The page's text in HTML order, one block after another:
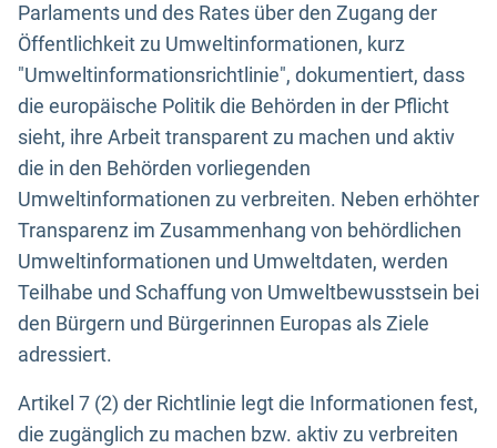
Parlaments und des Rates über den Zugang der
Öffentlichkeit zu Umweltinformationen, kurz
"Umweltinformationsrichtlinie", dokumentiert, dass
die europäische Politik die Behörden in der Pflicht
sieht, ihre Arbeit transparent zu machen und aktiv
die in den Behörden vorliegenden
Umweltinformationen zu verbreiten. Neben erhöhter
Transparenz im Zusammenhang von behördlichen
Umweltinformationen und Umweltdaten, werden
Teilhabe und Schaffung von Umweltbewusstsein bei
den Bürgern und Bürgerinnen Europas als Ziele
adressiert.
Artikel 7 (2) der Richtlinie legt die Informationen fest,
die zugänglich zu machen bzw. aktiv zu verbreiten